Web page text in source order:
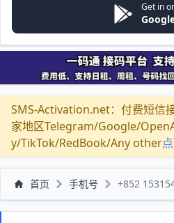
Get in
SMS-Activation.net：付费短信
家地区Telegram/Google/
y/TikTok/RedBook/Any other
首页 手机号 +852